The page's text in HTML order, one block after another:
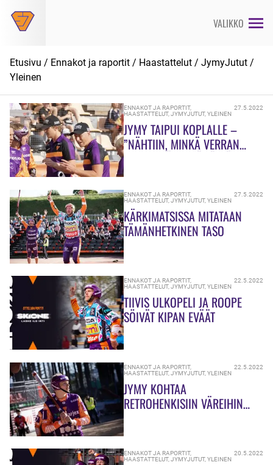
suoraan
VALIKKO
Etusivu / Ennakot ja raportit / Haastattelut / JymyJutut /
Yleinen
ENNAKOT JA RAPORTIT,
HAASTATTELUT,JYMYJUTUT,YLEINEN
27.5.2022
JYMY TAIPUI KOPLALLE –
”NÄHTIIN, MINKÄ VERRAN
ENNAKOT JA RAPORTIT,
HAASTATTELUT,JYMYJUTUT,YLEINEN
27.5.2022
KÄRKIMATSISSA MITATAAN
TÄMÄNHETKINEN TASO
ENNAKOT JA RAPORTIT,
HAASTATTELUT,JYMYJUTUT,YLEINEN
22.5.2022
TIIVIS ULKOPELI JA ROOPE
SÖIVÄT KIPAN EVÄÄT
ENNAKOT JA RAPORTIT,
HAASTATTELUT,JYMYJUTUT,YLEINEN
22.5.2022
JYMY KOHTAA
RETROHENKISIIN VÄREIHIN
ENNAKOT JA RAPORTIT,
HAASTATTELUT,JYMYJUTUT,YLEINEN
20.5.2022